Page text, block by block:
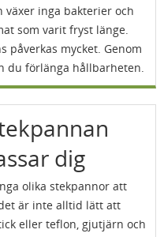
växer inga bakterier och
som varit fryst länge.
påverkas mycket. Genom
du förlänga hållbarheten.
dig
olika stekpannor att
är inte alltid lätt att
eller teflon, gjutjärn och